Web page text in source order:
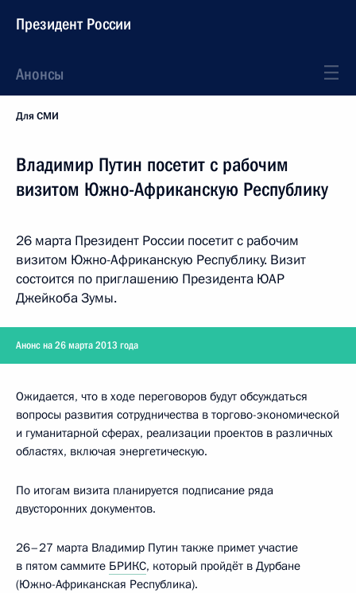
Президент России
Анонсы
Для СМИ
Владимир Путин посетит с рабочим
визитом Южно-Африканскую Республику
26 марта Президент России посетит с рабочим
визитом Южно-Африканскую Республику. Визит
состоится по приглашению Президента ЮАР
Джейкоба Зумы.
Анонс на 26 марта 2013 года
Ожидается, что в ходе переговоров будут обсуждаться
вопросы развития сотрудничества в торгово-экономической
и гуманитарной сферах, реализации проектов в различных
областях, включая энергетическую.
По итогам визита планируется подписание ряда
двусторонних документов.
26–27 марта Владимир Путин также примет участие
в пятом саммите БРИКС, который пройдёт в Дурбане
(Южно-Африканская Республика).